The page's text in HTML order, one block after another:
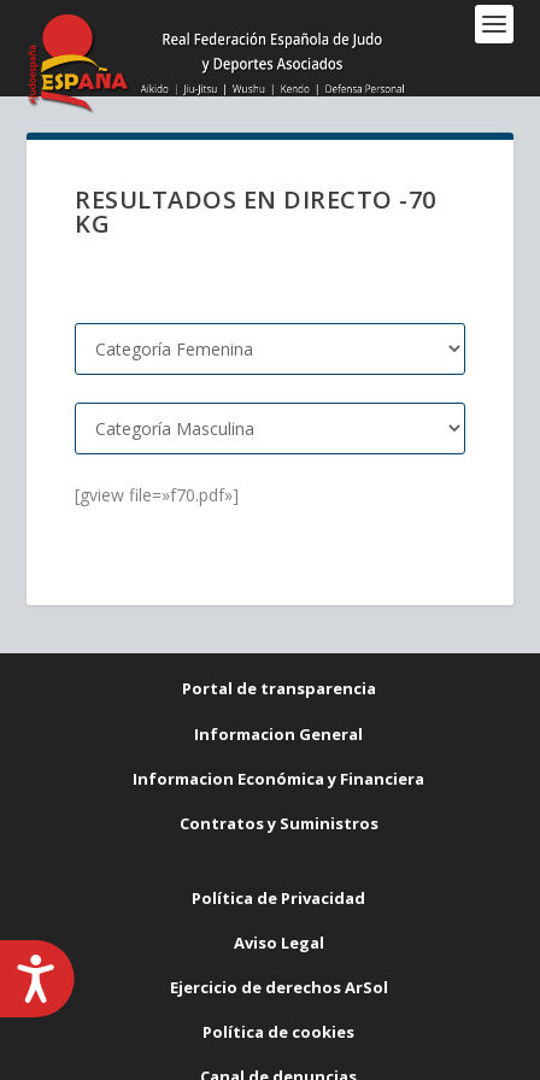
este
sitio
web
accesibilidad.
ACCESIBILIDAD
RESULTADOS EN DIRECTO -70
KG
[gview file=»f70.pdf»]
Portal de transparencia
Informacion General
Informacion Económica y Financiera
Contratos y Suministros
Política de Privacidad
Aviso Legal
Ejercicio de derechos ArSol
Política de cookies